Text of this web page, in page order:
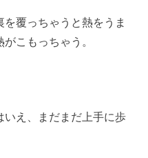
覆っちゃうと熱をうま
こもっちゃう。
いえ、まだまだ上手に歩